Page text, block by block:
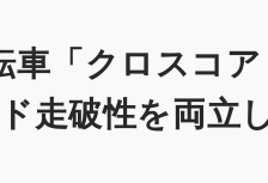
車「クロスコア
走破性を両立